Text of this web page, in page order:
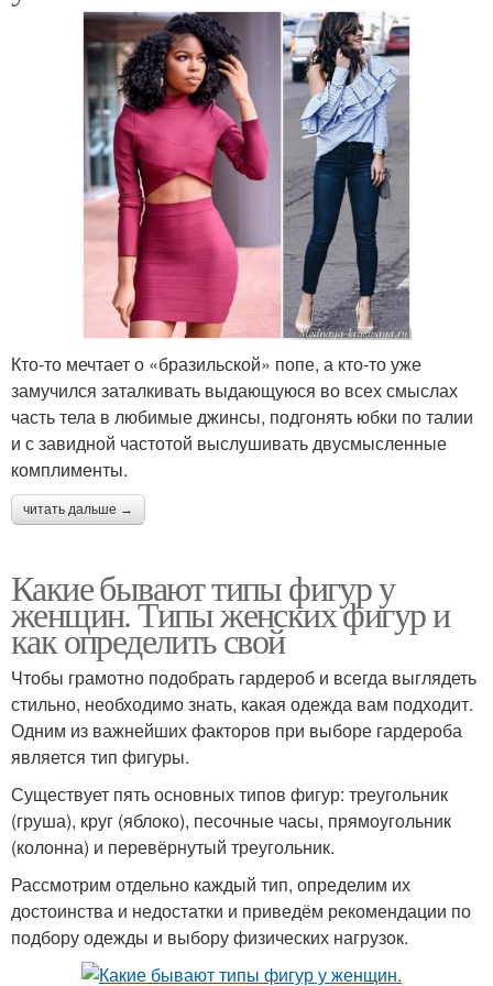
Кто-то мечтает о «бразильской» попе, а кто-то уже
замучился заталкивать выдающуюся во всех смыслах
часть тела в любимые джинсы, подгонять юбки по талии
и с завидной частотой выслушивать двусмысленные
комплименты.
читать дальше →
Какие бывают типы фигур у
женщин. Типы женских фигур и
как определить свой
Чтобы грамотно подобрать гардероб и всегда выглядеть
стильно, необходимо знать, какая одежда вам подходит.
Одним из важнейших факторов при выборе гардероба
является тип фигуры.
Существует пять основных типов фигур: треугольник
(груша), круг (яблоко), песочные часы, прямоугольник
(колонна) и перевёрнутый треугольник.
Рассмотрим отдельно каждый тип, определим их
достоинства и недостатки и приведём рекомендации по
подбору одежды и выбору физических нагрузок.